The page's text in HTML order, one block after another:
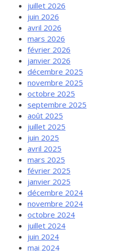
juillet 2026
juin 2026
avril 2026
mars 2026
février 2026
janvier 2026
décembre 2025
novembre 2025
octobre 2025
septembre 2025
août 2025
juillet 2025
juin 2025
avril 2025
mars 2025
février 2025
janvier 2025
décembre 2024
novembre 2024
octobre 2024
juillet 2024
juin 2024
mai 2024